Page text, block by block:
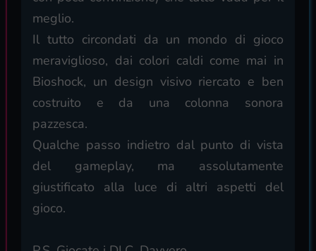
meglio.
Il tutto circondati da un mondo di gioco
meraviglioso, dai colori caldi come mai in
Bioshock, un design visivo riercato e ben
costruito e da una colonna sonora
pazzesca.
Qualche passo indietro dal punto di vista
del gameplay, ma assolutamente
giustificato alla luce di altri aspetti del
gioco.